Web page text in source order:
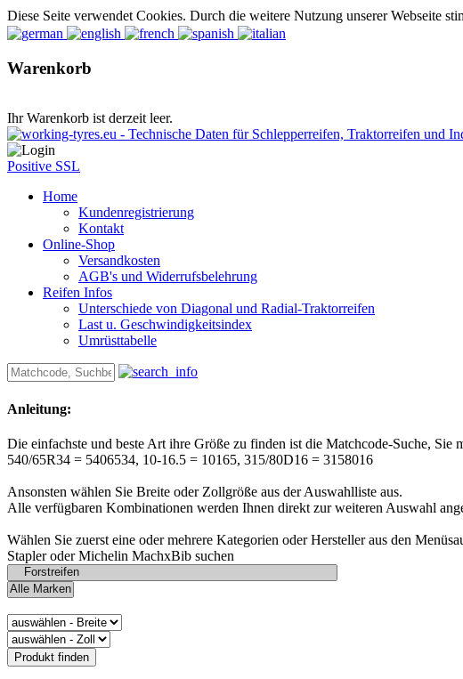
Diese Seite verwendet Cookies. Durch die weitere Nutzung unserer Webseite
Warenkorb
Ihr Warenkorb ist derzeit leer.
Positive SSL
Home
Kundenregistrierung
Kontakt
Online-Shop
Versandkosten
AGB's und Widerrufsbelehrung
Reifen Infos
Unterschiede von Diagonal und Radial-Traktorreifen
Last u. Geschwindigkeitsindex
Umrüsttabelle
Anleitung:
Die einfachste und beste Art ihre Größe zu finden ist die Matchcode-Suche, Sie
540/65R34 = 5406534, 10-16.5 = 10165, 315/80D16 = 3158016
Ansonsten wählen Sie Breite oder Zollgröße aus der Auswahlliste aus.
Alle verfügbaren Kombinationen werden Ihnen direkt zur weiteren Auswahl
Wählen Sie zuerst eine oder mehrere Kategorien oder Hersteller aus den
Stapler oder Michelin MachxBib suchen